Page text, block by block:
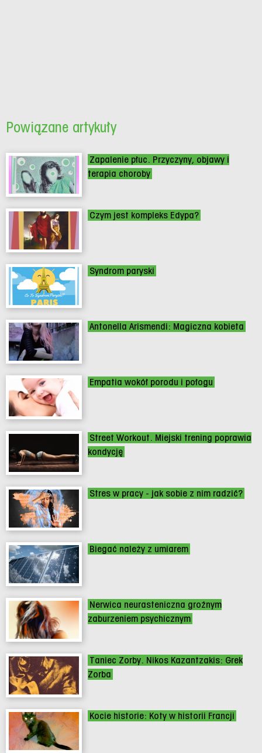
Powiązane artykuły
Zapalenie płuc. Przyczyny, objawy i
terapia choroby
Czym jest kompleks Edypa?
Syndrom paryski
Antonella Arismendi: Magiczna kobieta
Empatia wokół porodu i połogu
Street Workout. Miejski trening poprawia
kondycję
Stres w pracy - jak sobie z nim radzić?
Biegać należy z umiarem
Nerwica neurasteniczna groźnym
zaburzeniem psychicznym
Taniec Zorby. Nikos Kazantzakis: Grek
Zorba
Kocie historie: Koty w historii Francji